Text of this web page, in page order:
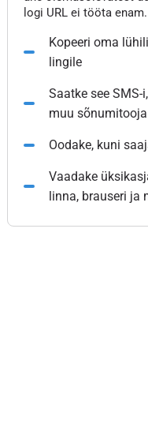
logi URL ei tööta enam.
Kopeeri oma
lingile
Saatke see
muu
Oodake, kuni
Vaadake
linna, brauseri ja